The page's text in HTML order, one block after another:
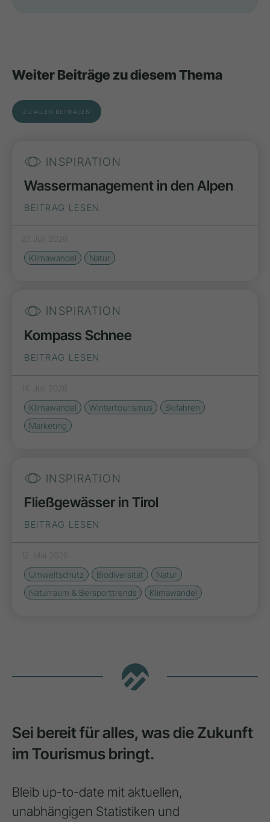
Weiter Beiträge zu diesem Thema
ZU ALLEN BEITRÄGEN
INSPIRATION
Wassermanagement in den Alpen
BEITRAG LESEN
27. Juli 2026
Klimawandel
Natur
INSPIRATION
Kompass Schnee
BEITRAG LESEN
14. Juli 2026
Klimawandel
Wintertourismus
Skifahren
Marketing
INSPIRATION
Fließgewässer in Tirol
BEITRAG LESEN
12. Mai 2026
Umweltschutz
Biodiversität
Natur
Naturraum & Bersporttrends
Klimawandel
Sei bereit für alles, was die Zukunft
im Tourismus bringt.
Bleib up-to-date mit aktuellen,
unabhängigen Statistiken und